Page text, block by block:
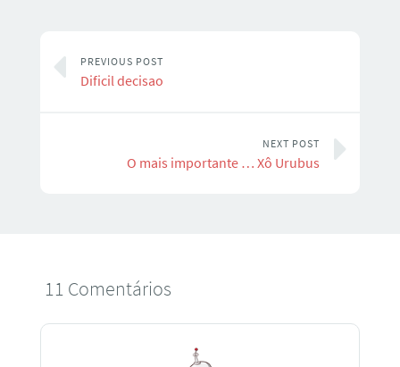
PREVIOUS POST
Dificil decisao
NEXT POST
O mais importante … Xô Urubus
11 Comentários